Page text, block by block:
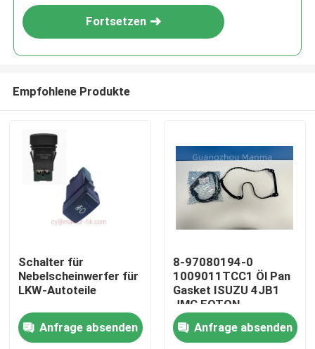
Haus
Produkte
Fortsetzen
Empfohlene Produkte
Schalter für
Nebelscheinwerfer für
LKW-Autoteile
Anfrage absenden
8-97080194-0
1009011TCC1 Öl Pan
Gasket ISUZU 4JB1
JMC FOTON
Anfrage absenden